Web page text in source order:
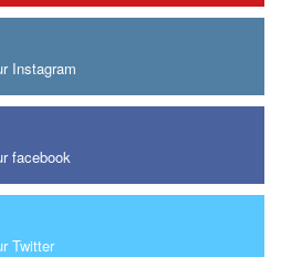
Instagram
facebook
Twitter